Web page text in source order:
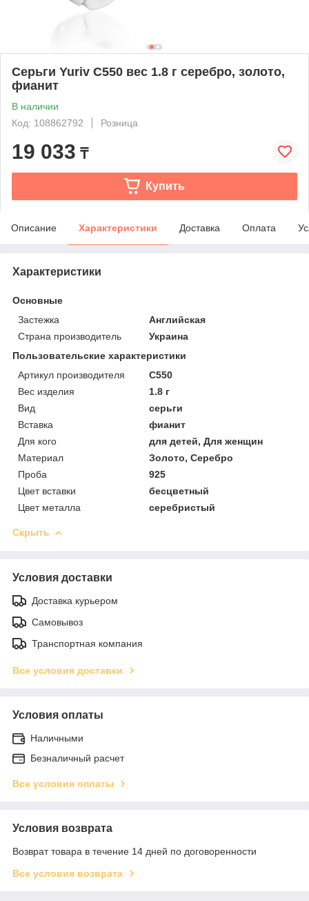
Серьги Yuriv С550 вес 1.8 г серебро, золото,
фианит
В наличии
Код: 108862792
Розница
19 033 ₸
Купить
Описание Характеристики Доставка Оплата
Характеристики
Основные
Застежка
Английская
Страна производитель
Украина
Пользовательские характеристики
Артикул производителя
С550
Вес изделия
1.8 г
Вид
серьги
Вставка
фианит
Для кого
для детей, Для женщин
Материал
Золото, Серебро
Проба
925
Цвет вставки
бесцветный
Цвет металла
серебристый
Скрыть
Условия доставки
Доставка курьером
Самовывоз
Транспортная компания
Все условия доставки
Условия оплаты
Наличными
Безналичный расчет
Все условия оплаты
Условия возврата
Возврат товара в течение 14 дней по договоренности
Все условия возврата